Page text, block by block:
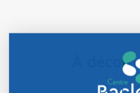
À